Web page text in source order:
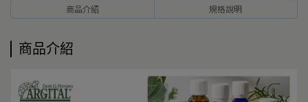
商品介紹 規格說明
商品介紹